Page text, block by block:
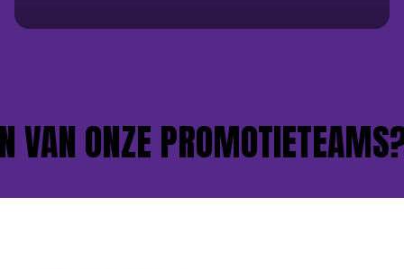
ONZE PROMOTIETEAMS?